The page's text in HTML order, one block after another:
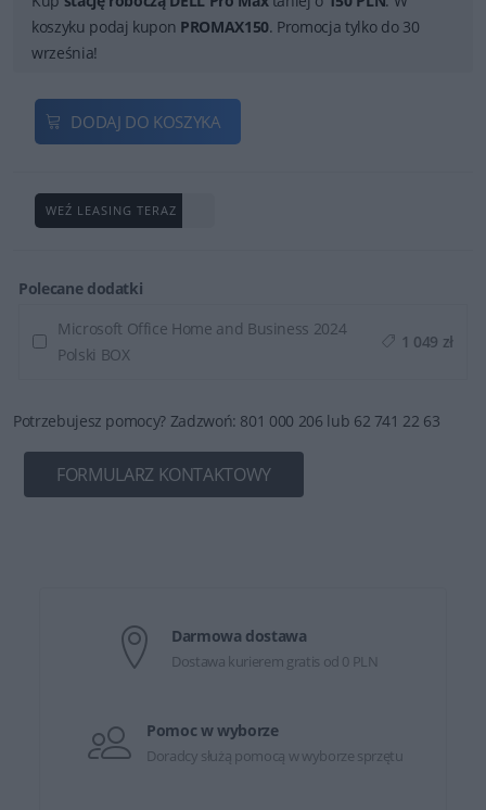
koszyku podaj kupon PROMAX150. Promocja tylko do 30
września!
DODAJ DO KOSZYKA
WEŹ LEASING TERAZ
Polecane dodatki
Microsoft Office Home and Business 2024
Polski BOX
1 049 zł
Potrzebujesz pomocy? Zadzwoń: 801 000 206 lub 62 741 22 63
FORMULARZ KONTAKTOWY
Darmowa dostawa
Dostawa kurierem gratis od 0 PLN
Pomoc w wyborze
Doradcy służą pomocą w wyborze sprzętu